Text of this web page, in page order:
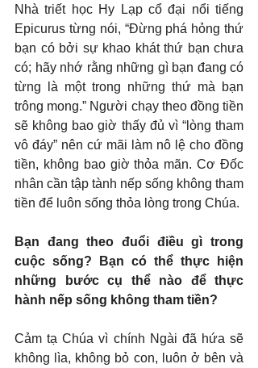
Nhà triết học Hy Lạp cổ đại nổi tiếng
Epicurus từng nói, “Đừng phá hỏng thứ
bạn có bởi sự khao khát thứ bạn chưa
có; hãy nhớ rằng những gì bạn đang có
từng là một trong những thứ mà bạn
trông mong.” Người chạy theo đồng tiền
sẽ không bao giờ thấy đủ vì “lòng tham
vô đáy” nên cứ mãi làm nô lệ cho đồng
tiền, không bao giờ thỏa mãn. Cơ Đốc
nhân cần tập tành nếp sống không tham
tiền để luôn sống thỏa lòng trong Chúa.
Bạn đang theo đuổi điều gì trong
cuộc sống? Bạn có thể thực hiện
những bước cụ thể nào để thực
hành nếp sống không tham tiền?
Cảm tạ Chúa vì chính Ngài đã hứa sẽ
không lìa, không bỏ con, luôn ở bên và